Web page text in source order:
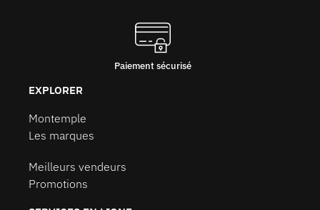
Paiement sécurisé
EXPLORER
Montemple
Les marques
Meilleurs vendeurs
Promotions